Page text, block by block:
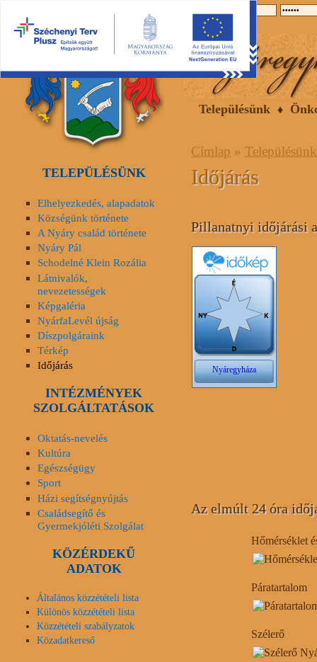
Településünk
Címlap » Településünk
Időjárás
Pillanatnyi időjárási
Az elmúlt 24 óra
Hőmérséklet
Páratartalom
Szélerő
TELEPÜLÉSÜNK
Elhelyezkedés, alapadatok
Községünk története
A Nyáry család története
Nyáry Pál
Schodelné Klein Rozália
Látnivalók,
nevezetességek
Képgaléria
NyárfaLevél újság
Díszpolgáraink
Térkép
Időjárás
INTÉZMÉNYEK
SZOLGÁLTATÁSOK
Oktatás-nevelés
Kultúra
Egészségügy
Sport
Házi segítségnyújtás
Családsegítő és
Gyermekjóléti Szolgálat
KÖZÉRDEKŰ
ADATOK
Általános közzétételi lista
Különös közzétételi lista
Közzétételi szabályzatok
Közadatkereső